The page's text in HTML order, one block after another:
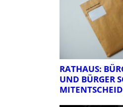
RATHAUS:
UND BÜRGER